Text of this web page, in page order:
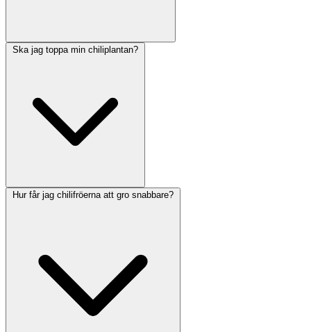
Ska jag toppa min chiliplantan?
Hur får jag chilifröerna att gro snabbare?